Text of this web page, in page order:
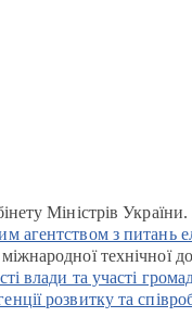
Міністрів
агентством з питань
технічної
влади та участі
розвитку та